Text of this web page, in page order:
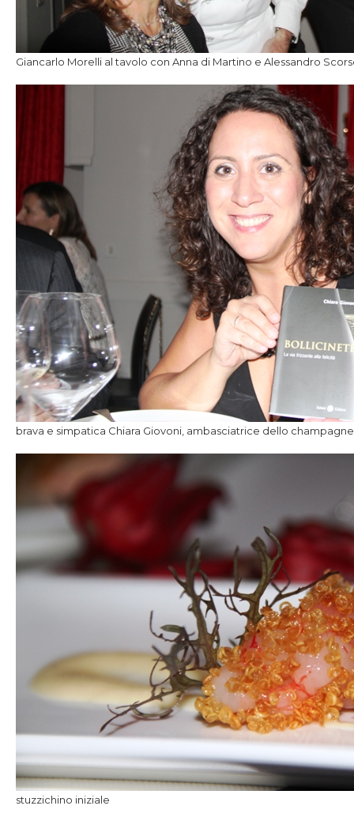
Giancarlo Morelli al tavolo con Anna di Martino e Alessandro
brava e simpatica Chiara Giovoni, ambasciatrice dello champagne
stuzzichino iniziale